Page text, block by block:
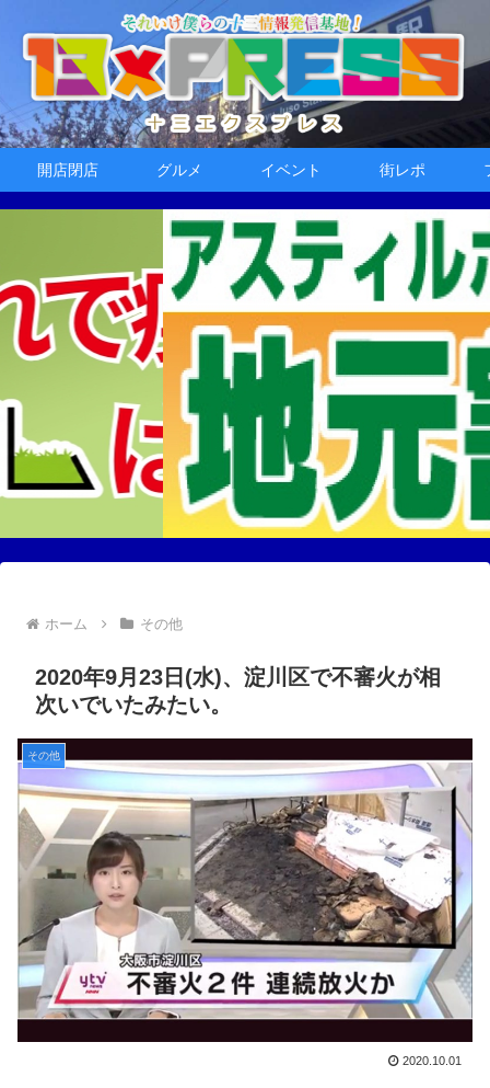
開店閉店 グルメ イベント 街レポ
ホーム その他
2020年9月23日(水)、淀川区で不審火が相
次いでいたみたい。
その他
2020.10.01